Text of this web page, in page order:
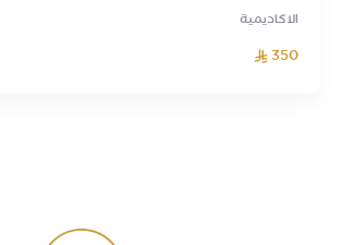
الاكاديمية
350